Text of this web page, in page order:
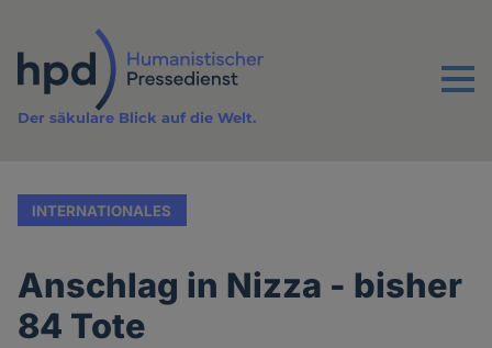
Inhalt
Menu
Der säkulare Blick auf die Welt.
INTERNATIONALES
Anschlag in Nizza - bisher
84 Tote